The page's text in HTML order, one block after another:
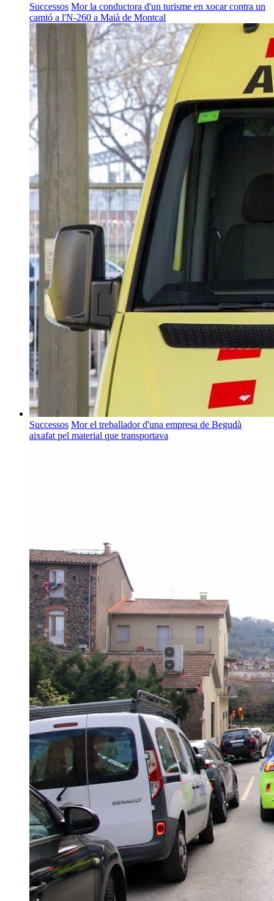
Successos Mor la conductora d'un turisme en xocar contra un
camió a l'N-260 a Maià de Montcal
Successos Mor el treballador d'una empresa de Begudà
aixafat pel material que transportava